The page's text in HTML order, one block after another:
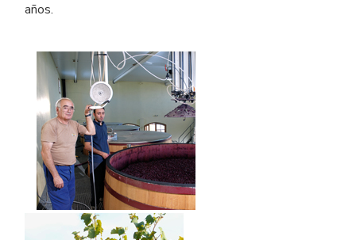
años.